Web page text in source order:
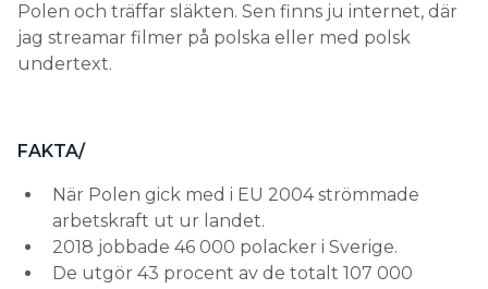
Polen och träffar släkten. Sen finns ju internet, där
jag streamar filmer på polska eller med polsk
undertext.
FAKTA/
När Polen gick med i EU 2004 strömmade
arbetskraft ut ur landet.
2018 jobbade 46 000 polacker i Sverige.
De utgör 43 procent av de totalt 107 000